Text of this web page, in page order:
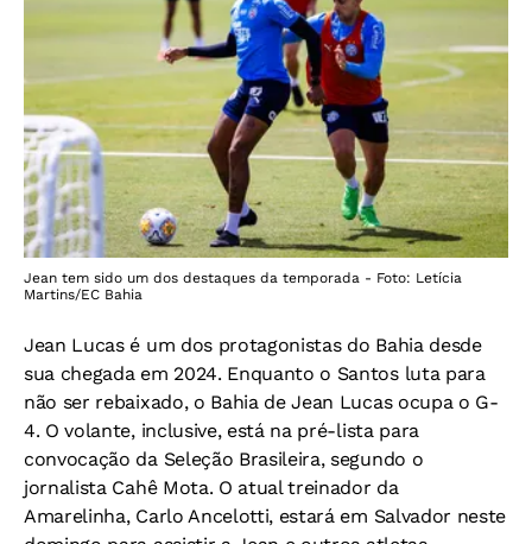
Jean tem sido um dos destaques da temporada - Foto: Letícia
Martins/EC Bahia
Jean Lucas é um dos protagonistas do Bahia desde
sua chegada em 2024. Enquanto o Santos luta para
não ser rebaixado, o Bahia de Jean Lucas ocupa o G-
4. O volante, inclusive, está na pré-lista para
convocação da Seleção Brasileira, segundo o
jornalista Cahê Mota. O atual treinador da
Amarelinha, Carlo Ancelotti, estará em Salvador neste